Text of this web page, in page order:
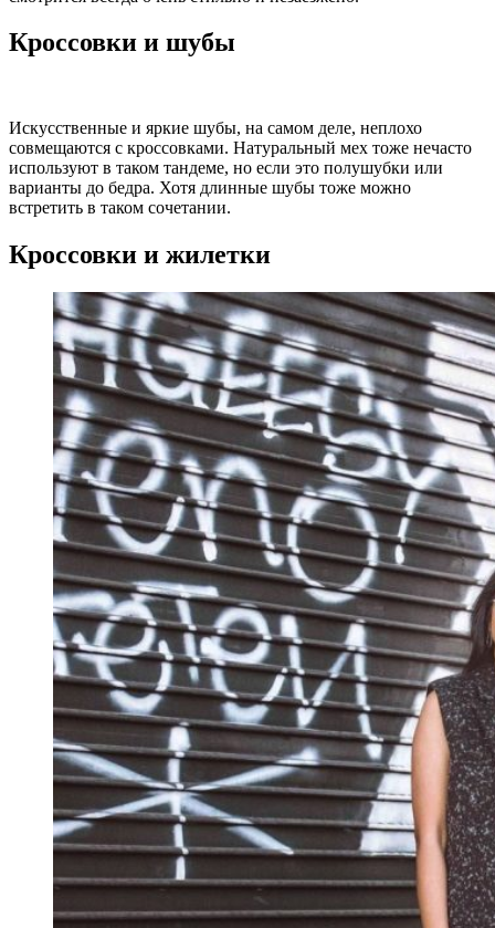
Кроссовки и шубы
Искусственные и яркие шубы, на самом деле, неплохо
совмещаются с кроссовками. Натуральный мех тоже нечасто
используют в таком тандеме, но если это полушубки или
варианты до бедра. Хотя длинные шубы тоже можно
встретить в таком сочетании.
Кроссовки и жилетки